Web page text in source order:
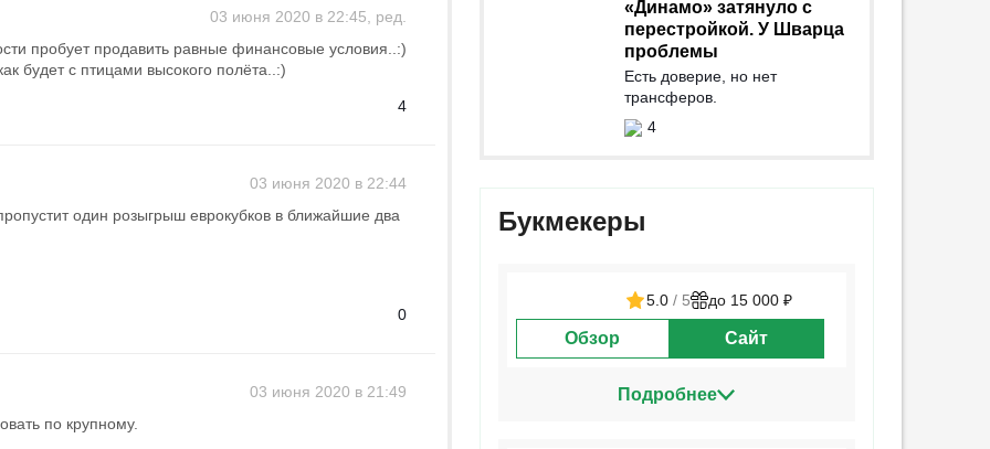
«Динамо» затянуло с
перестройкой. У Шварца
проблемы
Есть доверие, но нет
трансферов.
4
Букмекеры
5.0 / 5 до 15 000 ₽
Обзор Сайт
Подробнее
03 июня 2020 в 22:45, ред.
пробует продавить равные финансовые условия..:)
будет с птицами высокого полёта..:)
4
03 июня 2020 в 22:44
один розыгрыш еврокубков в ближайшие два
0
03 июня 2020 в 21:49
по крупному.